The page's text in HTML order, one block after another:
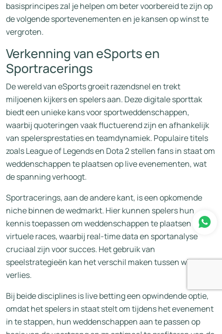
basisprincipes zal je helpen om beter voorbereid te zijn op
de volgende sportevenementen en je kansen op winst te
vergroten.
Verkenning van eSports en
Sportracerings
De wereld van eSports groeit razendsnel en trekt
miljoenen kijkers en spelers aan. Deze digitale sporttak
biedt een unieke kans voor sportweddenschappen,
waarbij quoteringen vaak fluctuerend zijn en afhankelijk
van spelersprestaties en teamdynamiek. Populaire titels
zoals League of Legends en Dota 2 stellen fans in staat om
weddenschappen te plaatsen op live evenementen, wat
de spanning verhoogt.
Sportracerings, aan de andere kant, is een opkomende
niche binnen de wedmarkt. Hier kunnen spelers hun
kennis toepassen om weddenschappen te plaatsen op
virtuele races, waarbij real-time data en sportanalyse
cruciaal zijn voor succes. Het gebruik van
speelstrategieën kan het verschil maken tussen winst en
verlies.
Bij beide disciplines is live betting een opwindende optie,
omdat het spelers in staat stelt om tijdens het evenement
in te stappen, hun weddenschappen aan te passen op